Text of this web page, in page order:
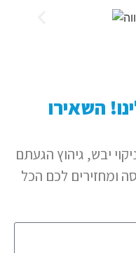
השאירו
יבש, גיהוץ הגעתם
ומחזירים לכם הכל